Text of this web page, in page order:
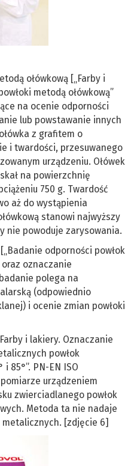
ołówkową [„Farby i
metodą ołówkową”
na ocenie odporności
lub powstawanie innych
z grafitem o
i twardości, przesuwanego
urządzeniu. Ołówek
na powierzchnię
750 g. Twardość
aż do wystąpienia
stanowi najwyższy
nie powoduje zarysowania.
odporności powłok
oznaczanie
polega na
(odpowiednio
i ocenie zmian powłoki
i lakiery. Oznaczanie
powłok
85°”. PN-EN ISO
urządzeniem
zwierciadlanego powłok
Metoda ta nie nadaje
metalicznych. [zdjęcie 6]